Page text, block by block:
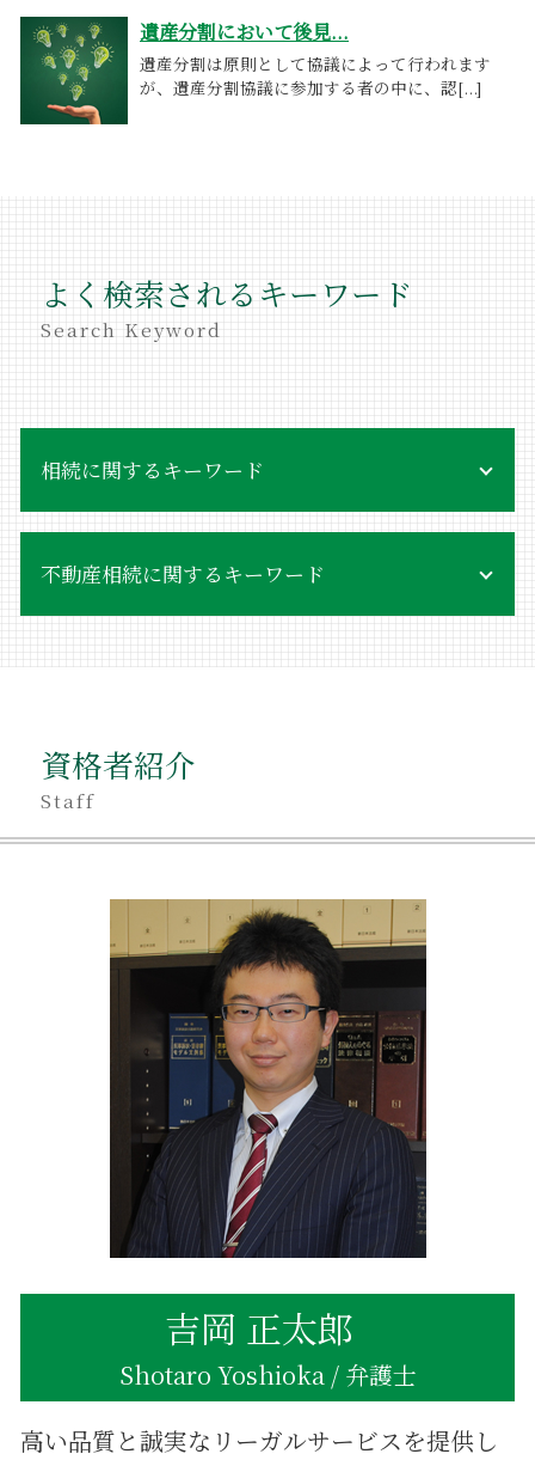
遺産分割において後見...
遺産分割は原則として協議によって行われます
が、遺産分割協議に参加する者の中に、認[...]
よく検索されるキーワード
Search Keyword
相続に関するキーワード
相続 委任状
相続 同時死亡
相続放棄手続き 必要書類
相続 受け取らない
相続 罰則
不当利得返還請求訴訟 費用
不当利得返還請求 やり方
相続 同居 条件
不当利得返還請求 時効
不当利得返還請求 差し押さえ
相続 どこまで
相続 同居
相続 独身
不動産相続に関するキーワード
不動産相続 会社設立
親名義 不動産 賃貸
不動産相続 対策
不動産相続登記 費用
不動産相続 手続き 必要書類
不動産相続 換価分割
相続 不動産売却 税金
不動産相続 売却 節税
不動産相続手続き 期限
不動産相続登記 自分で
親が亡くなった場合
不動産相続 義務化
不動産相続手続き 必要書類
親名義 不動産 売却
資格者紹介
Staff
吉岡 正太郎
Shotaro Yoshioka / 弁護士
高い品質と誠実なリーガルサービスを提供し